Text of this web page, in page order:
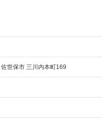
佐世保市 三川内本町169